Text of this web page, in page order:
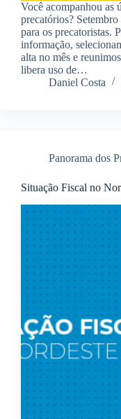
Você acompanhou as
precatórios?
para os precatoristas.
informação,
alta no mês e
libera uso de…
Daniel Costa
Panorama dos
Situação Fiscal no